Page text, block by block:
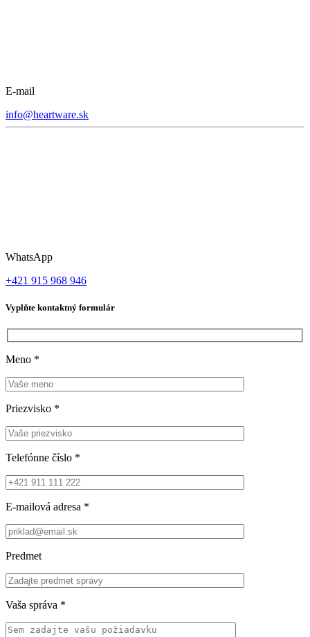
E-mail
info@heartware.sk
WhatsApp
+421 915 968 946
Vyplňte kontaktný formulár
Meno *
Priezvisko *
Telefónne číslo *
E-mailová adresa *
Predmet
Vaša správa *